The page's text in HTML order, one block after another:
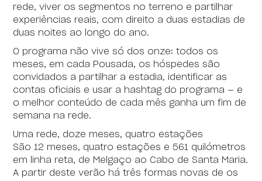
rede, viver os segmentos no terreno e partilhar
experiências reais, com direito a duas estadias de
duas noites ao longo do ano.
O programa não vive só dos onze: todos os
meses, em cada Pousada, os hóspedes são
convidados a partilhar a estadia, identificar as
contas oficiais e usar a hashtag do programa — e
o melhor conteúdo de cada mês ganha um fim de
semana na rede.
Uma rede, doze meses, quatro estações
São 12 meses, quatro estações e 561 quilómetros
em linha reta, de Melgaço ao Cabo de Santa Maria.
A partir deste verão há três formas novas de os